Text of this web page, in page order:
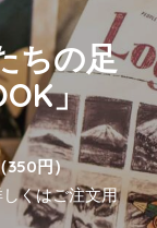
ちの足
」
350円）
くはご注文用